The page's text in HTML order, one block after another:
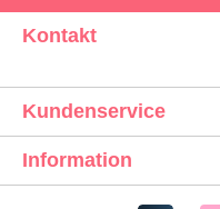
Kontakt
Kundenservice
Information